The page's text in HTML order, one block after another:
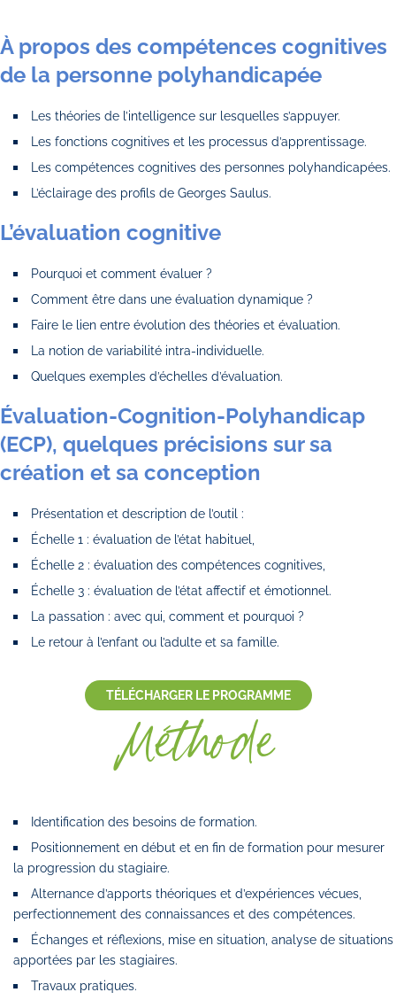
À propos des compétences cognitives
de la personne polyhandicapée
Les théories de l’intelligence sur lesquelles s’appuyer.
Les fonctions cognitives et les processus d’apprentissage.
Les compétences cognitives des personnes polyhandicapées.
L’éclairage des profils de Georges Saulus.
L’évaluation cognitive
Pourquoi et comment évaluer ?
Comment être dans une évaluation dynamique ?
Faire le lien entre évolution des théories et évaluation.
La notion de variabilité intra-individuelle.
Quelques exemples d’échelles d’évaluation.
Évaluation-Cognition-Polyhandicap
(ECP), quelques précisions sur sa
création et sa conception
Présentation et description de l’outil :
Échelle 1 : évaluation de l’état habituel,
Échelle 2 : évaluation des compétences cognitives,
Échelle 3 : évaluation de l’état affectif et émotionnel.
La passation : avec qui, comment et pourquoi ?
Le retour à l’enfant ou l’adulte et sa famille.
TÉLÉCHARGER LE PROGRAMME
Méthode
Identification des besoins de formation.
Positionnement en début et en fin de formation pour mesurer
la progression du stagiaire.
Alternance d’apports théoriques et d’expériences vécues,
perfectionnement des connaissances et des compétences.
Échanges et réflexions, mise en situation, analyse de situations
apportées par les stagiaires.
Travaux pratiques.